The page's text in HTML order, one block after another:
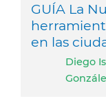
GUÍA La
en las
Diego